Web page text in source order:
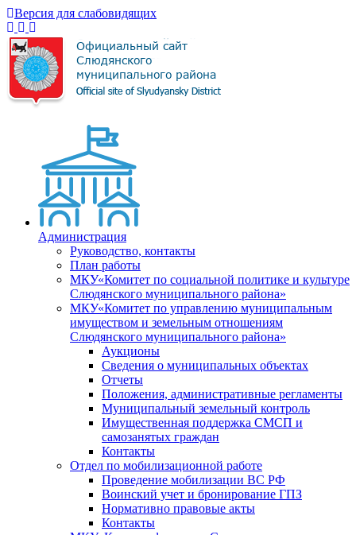
Версия для слабовидящих
Администрация
Руководство, контакты
План работы
МКУ«Комитет по социальной политике и культуре
Слюдянского муниципального района»
МКУ«Комитет по управлению муниципальным
имуществом и земельным отношениям
Слюдянского муниципального района»
Аукционы
Сведения о муниципальных объектах
Отчеты
Положения, административные регламенты
Муниципальный земельный контроль
Имущественная поддержка СМСП и
самозанятых граждан
Контакты
Отдел по мобилизационной работе
Проведение мобилизации ВС РФ
Воинский учет и бронирование ГПЗ
Нормативно правовые акты
Контакты